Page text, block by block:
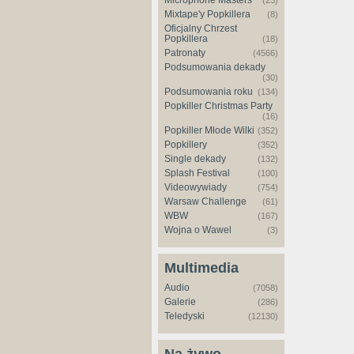
Mixtape'y Popkillera (8)
Oficjalny Chrzest
Popkillera
(18)
Patronaty (4566)
Podsumowania dekady
(30)
Podsumowania roku (134)
Popkiller Christmas Party
(16)
Popkiller Młode Wilki (352)
Popkillery (352)
Single dekady (132)
Splash Festival (100)
Videowywiady (754)
Warsaw Challenge (61)
WBW (167)
Wojna o Wawel (3)
Multimedia
Audio (7058)
Galerie (286)
Teledyski (12130)